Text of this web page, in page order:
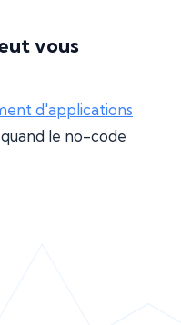
vous
d'applications
le no-code